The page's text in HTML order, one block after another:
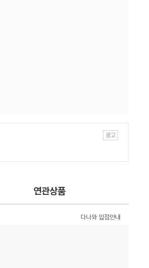
연관상품
다나와 입점안내